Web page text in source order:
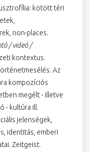
kötött téri
non-places.
/ videó /
kontextus.
Az
kompozíciós
megélt - illetve
- kultúra ill.
jelenségek,
identitás, emberi
Zeitgeist.